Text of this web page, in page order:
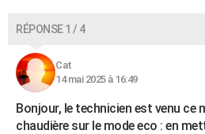
RÉPONSE 1 / 4
Cat
14 mai 2025 à 16:49
Bonjour, le technicien est venu ce
chaudière sur le mode eco : en